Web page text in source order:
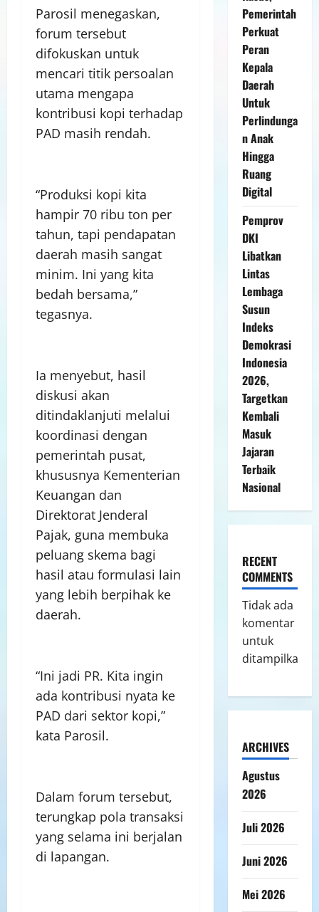
Parosil menegaskan,
forum tersebut
difokuskan untuk
mencari titik persoalan
utama mengapa
kontribusi kopi terhadap
PAD masih rendah.
“Produksi kopi kita
hampir 70 ribu ton per
tahun, tapi pendapatan
daerah masih sangat
minim. Ini yang kita
bedah bersama,”
tegasnya.
Ia menyebut, hasil
diskusi akan
ditindaklanjuti melalui
koordinasi dengan
pemerintah pusat,
khususnya Kementerian
Keuangan dan
Direktorat Jenderal
Pajak, guna membuka
peluang skema bagi
hasil atau formulasi lain
yang lebih berpihak ke
daerah.
“Ini jadi PR. Kita ingin
ada kontribusi nyata ke
PAD dari sektor kopi,”
kata Parosil.
Dalam forum tersebut,
terungkap pola transaksi
yang selama ini berjalan
di lapangan.
Pemerintah
Perkuat
Peran
Kepala
Daerah
Untuk
Perlindunga
n Anak
Hingga
Ruang
Digital
Pemprov
DKI
Libatkan
Lintas
Lembaga
Susun
Indeks
Demokrasi
Indonesia
2026,
Targetkan
Kembali
Masuk
Jajaran
Terbaik
Nasional
RECENT
COMMENTS
Tidak ada
komentar
untuk
ditampilkan.
ARCHIVES
Agustus
2026
Juli 2026
Juni 2026
Mei 2026